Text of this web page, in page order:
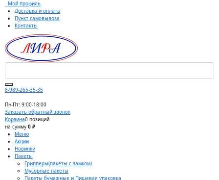
Мой профиль
Доставка и оплата
Пункт самовывоза
Контакты
8-989-265-35-35
Пн-Пт: 9:00-18:00
Заказать обратный звонок
Корзина0 позиций
на сумму 0 ₽
Меню
Акции
Новинки
Пакеты
Грипперы(пакеты с замком)
Мусорные пакеты
Пакеты бумажные и Пищевая упаковка